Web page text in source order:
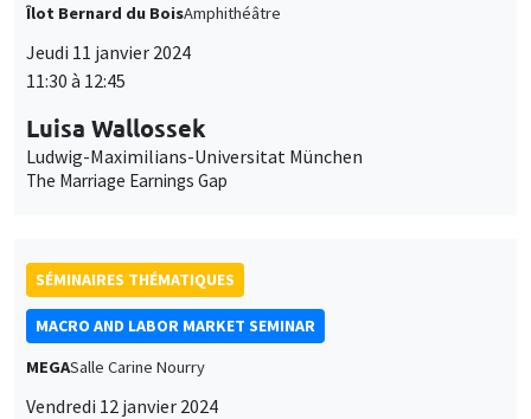
Îlot Bernard du BoisAmphithéâtre
Jeudi 11 janvier 2024
11:30 à 12:45
Luisa Wallossek
Ludwig-Maximilians-Universitat München
The Marriage Earnings Gap
SÉMINAIRES THÉMATIQUES
MACRO AND LABOR MARKET SEMINAR
MEGASalle Carine Nourry
Vendredi 12 janvier 2024